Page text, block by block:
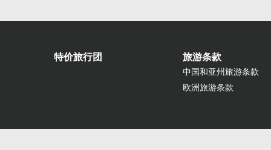
特价旅行团 旅游条款
中国和亚州旅游条款
欧洲旅游条款